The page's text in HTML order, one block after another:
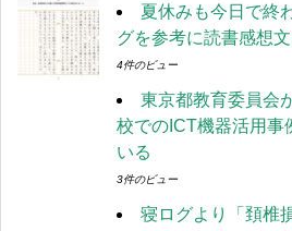
夏休みも今日で終
グを参考に読書感想
4件のビュー
東京都教育委員会
校でのICT機器活用事
いる
3件のビュー
寝ログより「頚椎